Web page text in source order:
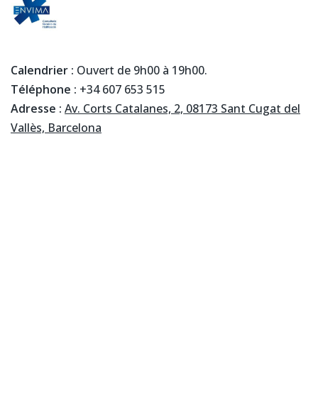
Calendrier : Ouvert de 9h00 à 19h00.
Téléphone : +34 607 653 515
Adresse : Av. Corts Catalanes, 2, 08173 Sant Cugat del
Vallès, Barcelona